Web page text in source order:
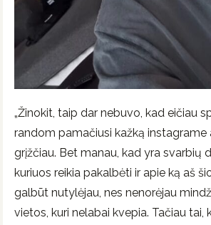
„Žinokit, taip dar nebuvo, kad eičiau
random pamačiusi kažką instagrame
grįžčiau. Bet manau, kad yra svarbių
kuriuos reikia pakalbėti ir apie ką aš
galbūt nutylėjau, nes nenorėjau
vietos, kuri nelabai kvepia. Tačiau tai,